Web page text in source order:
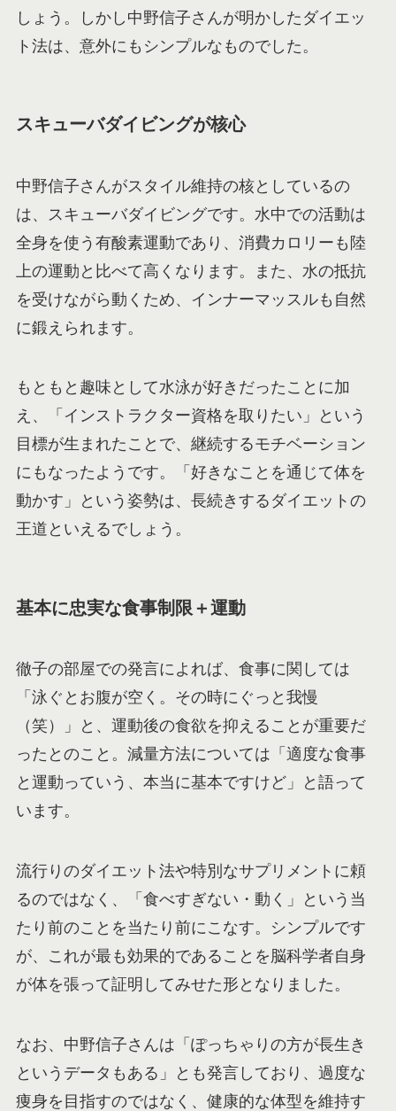
しょう。しかし中野信子さんが明かしたダイエッ
ト法は、意外にもシンプルなものでした。
スキューバダイビングが核心
中野信子さんがスタイル維持の核としているの
は、スキューバダイビングです。水中での活動は
全身を使う有酸素運動であり、消費カロリーも陸
上の運動と比べて高くなります。また、水の抵抗
を受けながら動くため、インナーマッスルも自然
に鍛えられます。
もともと趣味として水泳が好きだったことに加
え、「インストラクター資格を取りたい」という
目標が生まれたことで、継続するモチベーション
にもなったようです。「好きなことを通じて体を
動かす」という姿勢は、長続きするダイエットの
王道といえるでしょう。
基本に忠実な食事制限＋運動
徹子の部屋での発言によれば、食事に関しては
「泳ぐとお腹が空く。その時にぐっと我慢
（笑）」と、運動後の食欲を抑えることが重要だ
ったとのこと。減量方法については「適度な食事
と運動っていう、本当に基本ですけど」と語って
います。
流行りのダイエット法や特別なサプリメントに頼
るのではなく、「食べすぎない・動く」という当
たり前のことを当たり前にこなす。シンプルです
が、これが最も効果的であることを脳科学者自身
が体を張って証明してみせた形となりました。
なお、中野信子さんは「ぽっちゃりの方が長生き
というデータもある」とも発言しており、過度な
痩身を目指すのではなく、健康的な体型を維持す